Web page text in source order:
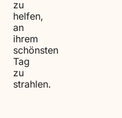
zu
helfen,
an
ihrem
schönsten
Tag
zu
strahlen.